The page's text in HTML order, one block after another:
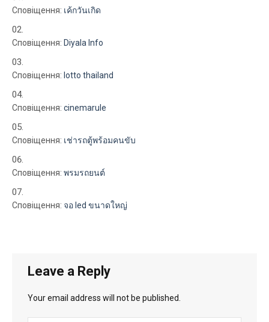
Сповіщення: เค้กวันเกิด
Сповіщення: Diyala Info
Сповіщення: lotto thailand
Сповіщення: cinemarule
Сповіщення: เช่ารถตู้พร้อมคนขับ
Сповіщення: พรมรถยนต์
Сповіщення: จอ led ขนาดใหญ่
Leave a Reply
Your email address will not be published.